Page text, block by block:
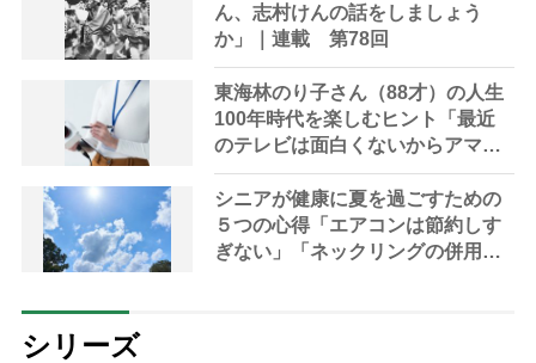
ん、志村けんの話をしましょう
か」｜連載 第78回
東海林のり子さん（88才）の人生
100年時代を楽しむヒント「最近
のテレビは面白くないからアマプ
ラばかり」
シニアが健康に夏を過ごすための
５つの心得「エアコンは節約しす
ぎない」「ネックリングの併用で
シリーズ